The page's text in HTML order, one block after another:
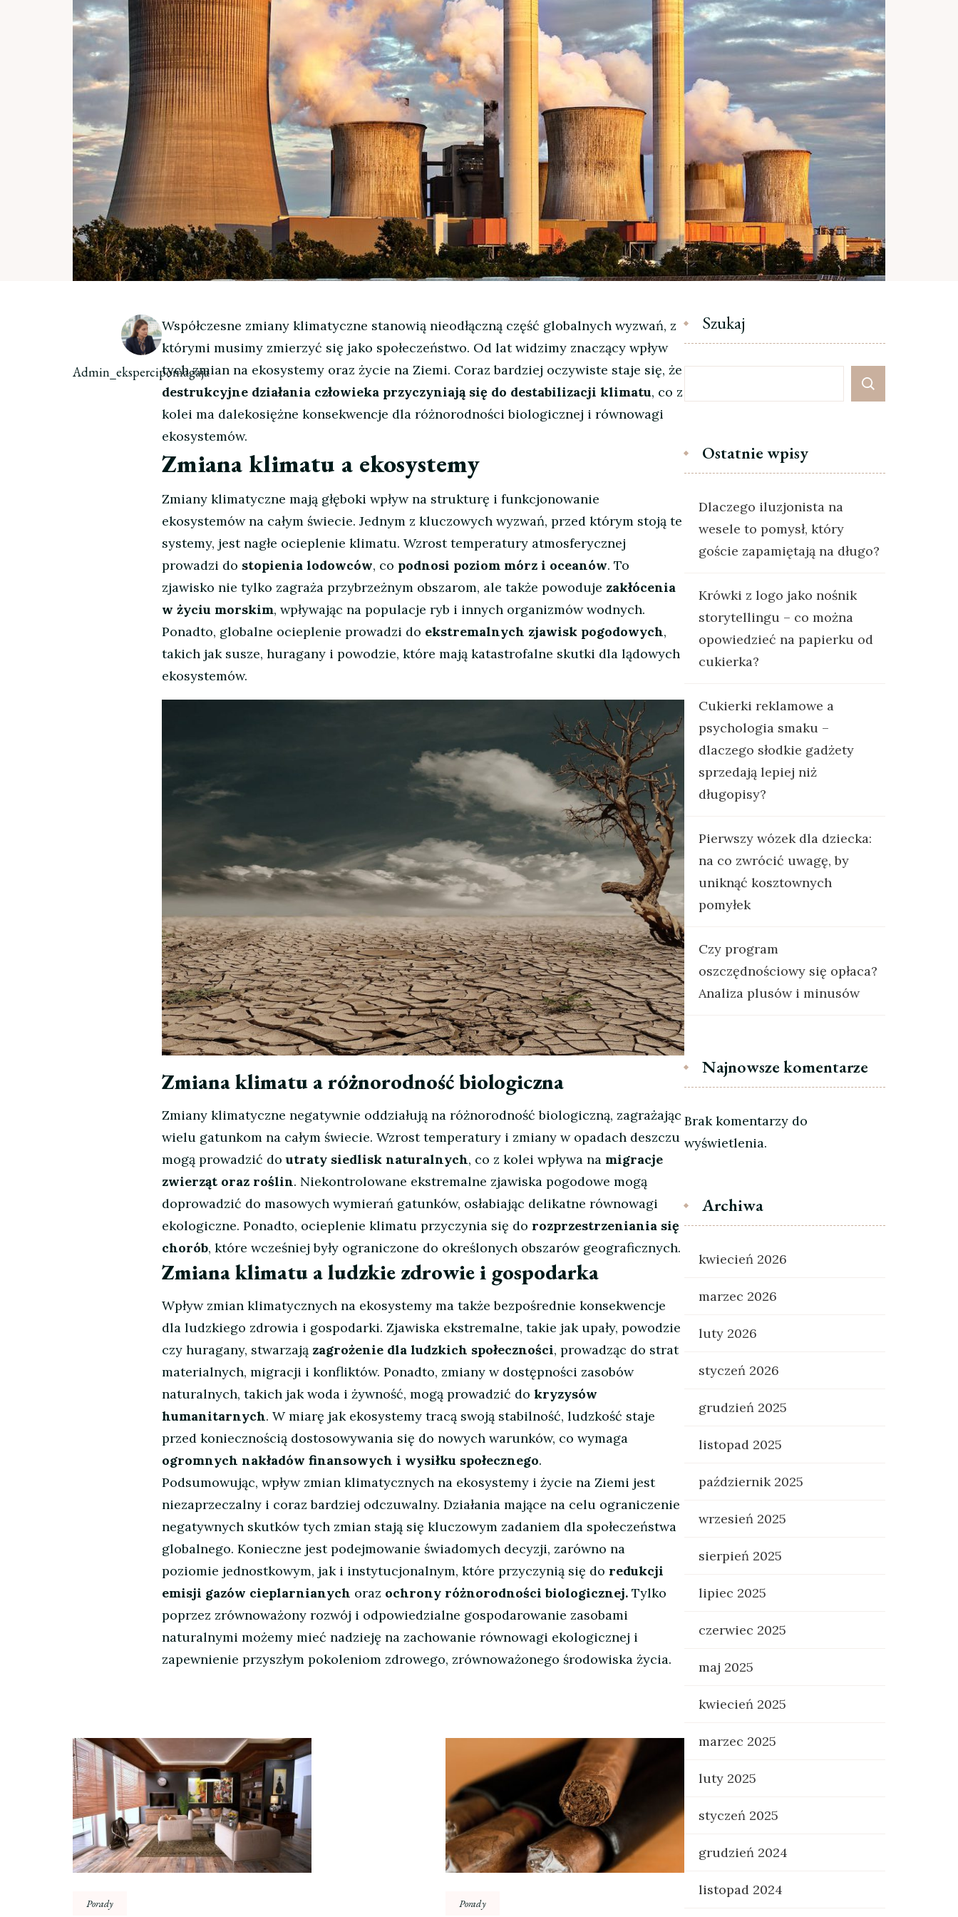
Admin_ekspercipomagaja
Współczesne zmiany klimatyczne stanowią nieodłączną część globalnych wyzwań, z
którymi musimy zmierzyć się jako społeczeństwo. Od lat widzimy znaczący wpływ
tych zmian na ekosystemy oraz życie na Ziemi. Coraz bardziej oczywiste staje się, że
destrukcyjne działania człowieka przyczyniają się do destabilizacji klimatu, co z
kolei ma dalekosiężne konsekwencje dla różnorodności biologicznej i równowagi
ekosystemów.
Zmiana klimatu a ekosystemy
Zmiany klimatyczne mają głęboki wpływ na strukturę i funkcjonowanie
ekosystemów na całym świecie. Jednym z kluczowych wyzwań, przed którym stoją te
systemy, jest nagłe ocieplenie klimatu. Wzrost temperatury atmosferycznej
prowadzi do stopienia lodowców, co podnosi poziom mórz i oceanów. To
zjawisko nie tylko zagraża przybrzeżnym obszarom, ale także powoduje zakłócenia
w życiu morskim, wpływając na populacje ryb i innych organizmów wodnych.
Ponadto, globalne ocieplenie prowadzi do ekstremalnych zjawisk pogodowych,
takich jak susze, huragany i powodzie, które mają katastrofalne skutki dla lądowych
ekosystemów.
Zmiana klimatu a różnorodność biologiczna
Zmiany klimatyczne negatywnie oddziałują na różnorodność biologiczną, zagrażając
wielu gatunkom na całym świecie. Wzrost temperatury i zmiany w opadach deszczu
mogą prowadzić do utraty siedlisk naturalnych, co z kolei wpływa na migracje
zwierząt oraz roślin. Niekontrolowane ekstremalne zjawiska pogodowe mogą
doprowadzić do masowych wymierań gatunków, osłabiając delikatne równowagi
ekologiczne. Ponadto, ocieplenie klimatu przyczynia się do rozprzestrzeniania się
chorób, które wcześniej były ograniczone do określonych obszarów geograficznych.
Zmiana klimatu a ludzkie zdrowie i gospodarka
Wpływ zmian klimatycznych na ekosystemy ma także bezpośrednie konsekwencje
dla ludzkiego zdrowia i gospodarki. Zjawiska ekstremalne, takie jak upały, powodzie
czy huragany, stwarzają zagrożenie dla ludzkich społeczności, prowadząc do strat
materialnych, migracji i konfliktów. Ponadto, zmiany w dostępności zasobów
naturalnych, takich jak woda i żywność, mogą prowadzić do kryzysów
humanitarnych. W miarę jak ekosystemy tracą swoją stabilność, ludzkość staje
przed koniecznością dostosowywania się do nowych warunków, co wymaga
ogromnych nakładów finansowych i wysiłku społecznego.
Podsumowując, wpływ zmian klimatycznych na ekosystemy i życie na Ziemi jest
niezaprzeczalny i coraz bardziej odczuwalny. Działania mające na celu ograniczenie
negatywnych skutków tych zmian stają się kluczowym zadaniem dla społeczeństwa
globalnego. Konieczne jest podejmowanie świadomych decyzji, zarówno na
poziomie jednostkowym, jak i instytucjonalnym, które przyczynią się do redukcji
emisji gazów cieplarnianych oraz ochrony różnorodności biologicznej. Tylko
poprzez zrównoważony rozwój i odpowiedzialne gospodarowanie zasobami
naturalnymi możemy mieć nadzieję na zachowanie równowagi ekologicznej i
zapewnienie przyszłym pokoleniom zdrowego, zrównoważonego środowiska życia.
Nawigacja
wpisu
Porady Porady
Szukaj
Ostatnie wpisy
Dlaczego iluzjonista na
wesele to pomysł, który
goście zapamiętają na długo?
Krówki z logo jako nośnik
storytellingu – co można
opowiedzieć na papierku od
cukierka?
Cukierki reklamowe a
psychologia smaku –
dlaczego słodkie gadżety
sprzedają lepiej niż
długopisy?
Pierwszy wózek dla dziecka:
na co zwrócić uwagę, by
uniknąć kosztownych
pomyłek
Czy program
oszczędnościowy się opłaca?
Analiza plusów i minusów
Najnowsze komentarze
Brak komentarzy do
wyświetlenia.
Archiwa
kwiecień 2026
marzec 2026
luty 2026
styczeń 2026
grudzień 2025
listopad 2025
październik 2025
wrzesień 2025
sierpień 2025
lipiec 2025
czerwiec 2025
maj 2025
kwiecień 2025
marzec 2025
luty 2025
styczeń 2025
grudzień 2024
listopad 2024